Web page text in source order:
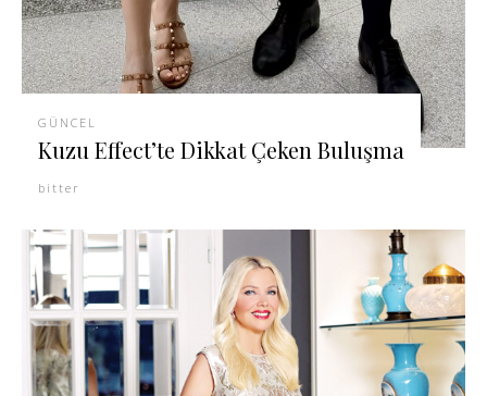
GÜNCEL
Kuzu Effect’te Dikkat Çeken Buluşma
bitter